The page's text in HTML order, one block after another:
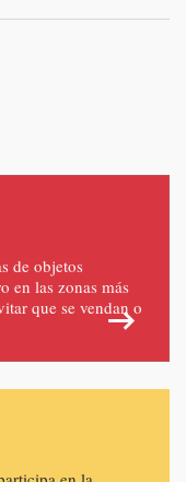
de objetos
en las zonas más
que se vendan o